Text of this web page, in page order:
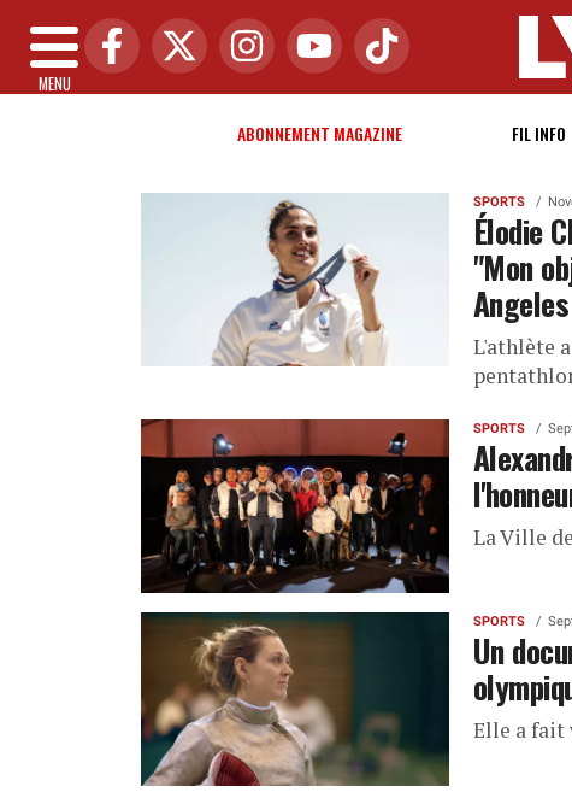
MENU
ABONNEMENT MAGAZINE FIL INFO
SPORTS
Élodie
"Mon
L'athlète
SPORTS
La Ville
SPORTS
Un
Elle a fait